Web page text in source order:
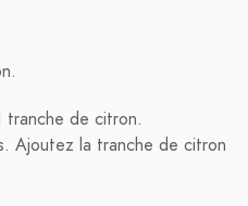
tranche de citron.
Ajoutez la tranche de citron